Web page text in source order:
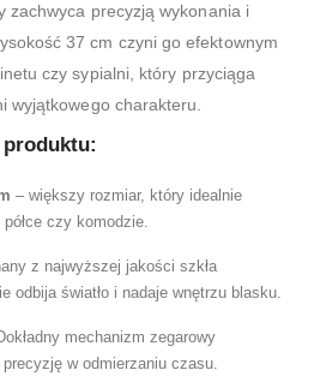
zachwyca precyzją wykonania i
37 cm czyni go efektownym
czy sypialni, który przyciąga
wyjątkowego charakteru.
produktu:
– większy rozmiar, który idealnie
czy komodzie.
z najwyższej jakości szkła
odbija światło i nadaje wnętrzu blasku.
mechanizm zegarowy
w odmierzaniu czasu.